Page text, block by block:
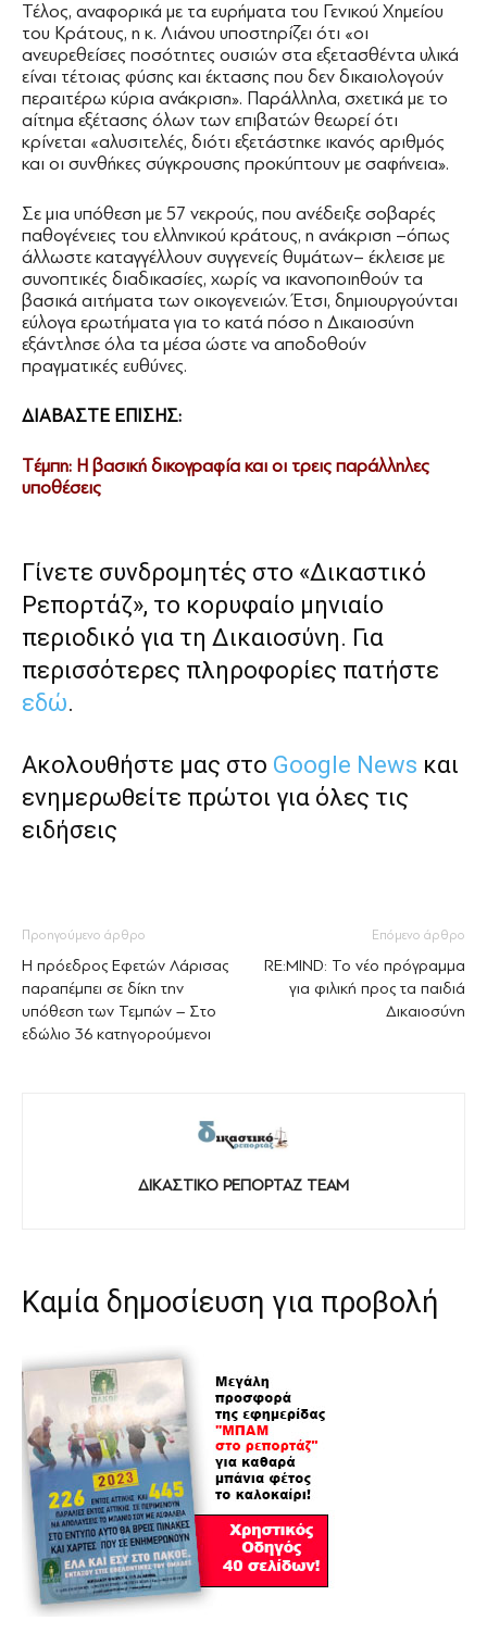
Τέλος, αναφορικά με τα ευρήματα του Γενικού Χημείου
του Κράτους, η κ. Λιάνου υποστηρίζει ότι «οι
ανευρεθείσες ποσότητες ουσιών στα εξετασθέντα υλικά
είναι τέτοιας φύσης και έκτασης που δεν δικαιολογούν
περαιτέρω κύρια ανάκριση». Παράλληλα, σχετικά με το
αίτημα εξέτασης όλων των επιβατών θεωρεί ότι
κρίνεται «αλυσιτελές, διότι εξετάστηκε ικανός αριθμός
και οι συνθήκες σύγκρουσης προκύπτουν με σαφήνεια».
Σε μια υπόθεση με 57 νεκρούς, που ανέδειξε σοβαρές
παθογένειες του ελληνικού κράτους, η ανάκριση –όπως
άλλωστε καταγγέλλουν συγγενείς θυμάτων– έκλεισε με
συνοπτικές διαδικασίες, χωρίς να ικανοποιηθούν τα
βασικά αιτήματα των οικογενειών. Έτσι, δημιουργούνται
εύλογα ερωτήματα για το κατά πόσο η Δικαιοσύνη
εξάντλησε όλα τα μέσα ώστε να αποδοθούν
πραγματικές ευθύνες.
ΔΙΑΒΑΣΤΕ ΕΠΙΣΗΣ:
Tέμπη: Η βασική δικογραφία και οι τρεις παράλληλες
υποθέσεις
Γίνετε συνδρομητές στο «Δικαστικό
Ρεπορτάζ», το κορυφαίο μηνιαίο
περιοδικό για τη Δικαιοσύνη. Για
περισσότερες πληροφορίες πατήστε
εδώ.
Ακολουθήστε μας στο Google News και
ενημερωθείτε πρώτοι για όλες τις
ειδήσεις
Προηγούμενο άρθρο
Η πρόεδρος Εφετών Λάρισας
παραπέμπει σε δίκη την
υπόθεση των Τεμπών – Στο
εδώλιο 36 κατηγορούμενοι
Επόμενο άρθρο
RE:MIND: Το νέο πρόγραμμα
για φιλική προς τα παιδιά
Δικαιοσύνη
ΔΙΚΑΣΤΙΚΟ ΡΕΠΟΡΤΑΖ TEAM
Καμία δημοσίευση για προβολή